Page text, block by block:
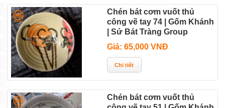
Chén bát cơm vuốt thủ
công vẽ tay 74 | Gốm Khánh
| Sứ Bát Tràng Group
Giá: 65,000 VNĐ
Chén bát cơm vuốt thủ